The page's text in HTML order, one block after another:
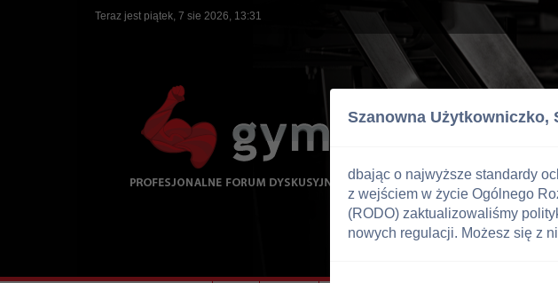
Teraz jest piątek, 7 sie 2026, 13:31
Szanowna Użytkowniczko,
dbając o najwyższe standardy
z wejściem w życie Ogólnego
(RODO) zaktualizowaliśmy
nowych regulacji. Możesz się z